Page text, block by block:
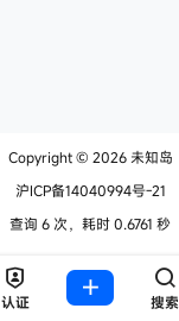
Copyright © 2026未知岛
沪ICP备14040994号-21
查询 6 次，耗时 0.6761 秒
认证 搜索